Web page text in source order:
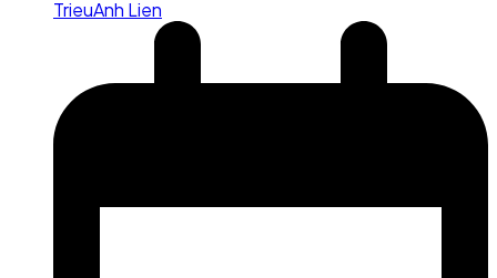
TrieuAnh Lien